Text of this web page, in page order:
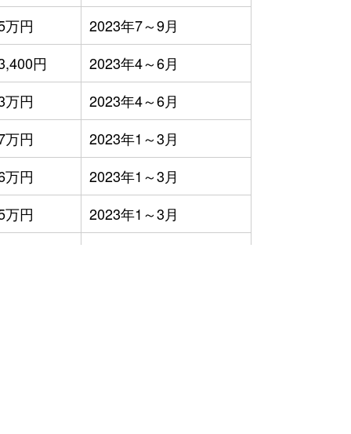
万円
2023年7～9月
円
2023年4～6月
万円
2023年4～6月
万円
2023年1～3月
万円
2023年1～3月
万円
2023年1～3月